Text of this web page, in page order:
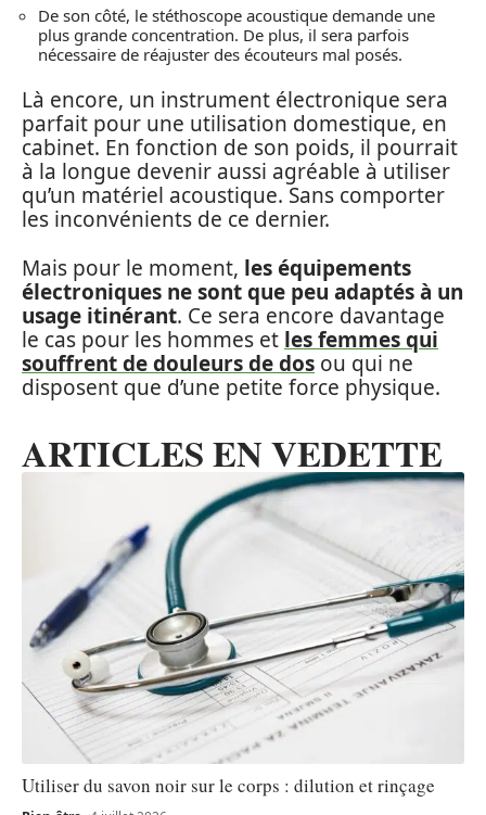
De son côté, le stéthoscope acoustique demande une
plus grande concentration. De plus, il sera parfois
nécessaire de réajuster des écouteurs mal posés.
Là encore, un instrument électronique sera
parfait pour une utilisation domestique, en
cabinet. En fonction de son poids, il pourrait
à la longue devenir aussi agréable à utiliser
qu’un matériel acoustique. Sans comporter
les inconvénients de ce dernier.
Mais pour le moment, les équipements
électroniques ne sont que peu adaptés à un
usage itinérant. Ce sera encore davantage
le cas pour les hommes et les femmes qui
souffrent de douleurs de dos ou qui ne
disposent que d’une petite force physique.
ARTICLES EN VEDETTE
Utiliser du savon noir sur le corps : dilution et rinçage